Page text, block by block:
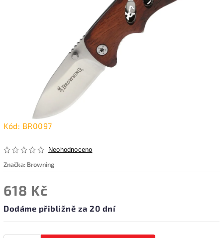
Kód: BR0097
Neohodnoceno
Značka: Browning
618 Kč
Dodáme přibližně za 20 dní